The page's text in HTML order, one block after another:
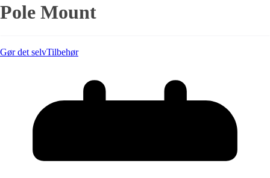
Pole Mount
Gør det selvTilbehør